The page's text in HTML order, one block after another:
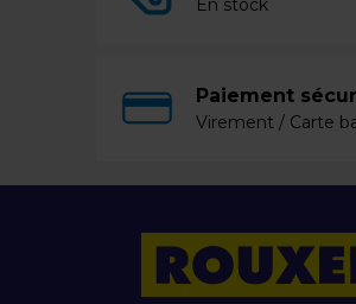
En stock
Paiement
Virement / Carte